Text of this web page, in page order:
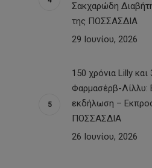
Σακχαρώδη
της ΠΟΣΣΑΣΔΙΑ
29 Ιουνίου, 2026
150 χρόνια Lilly και
Φαρμασέρβ-Λίλλυ:
εκδήλωση –
ΠΟΣΣΑΣΔΙΑ
26 Ιουνίου, 2026